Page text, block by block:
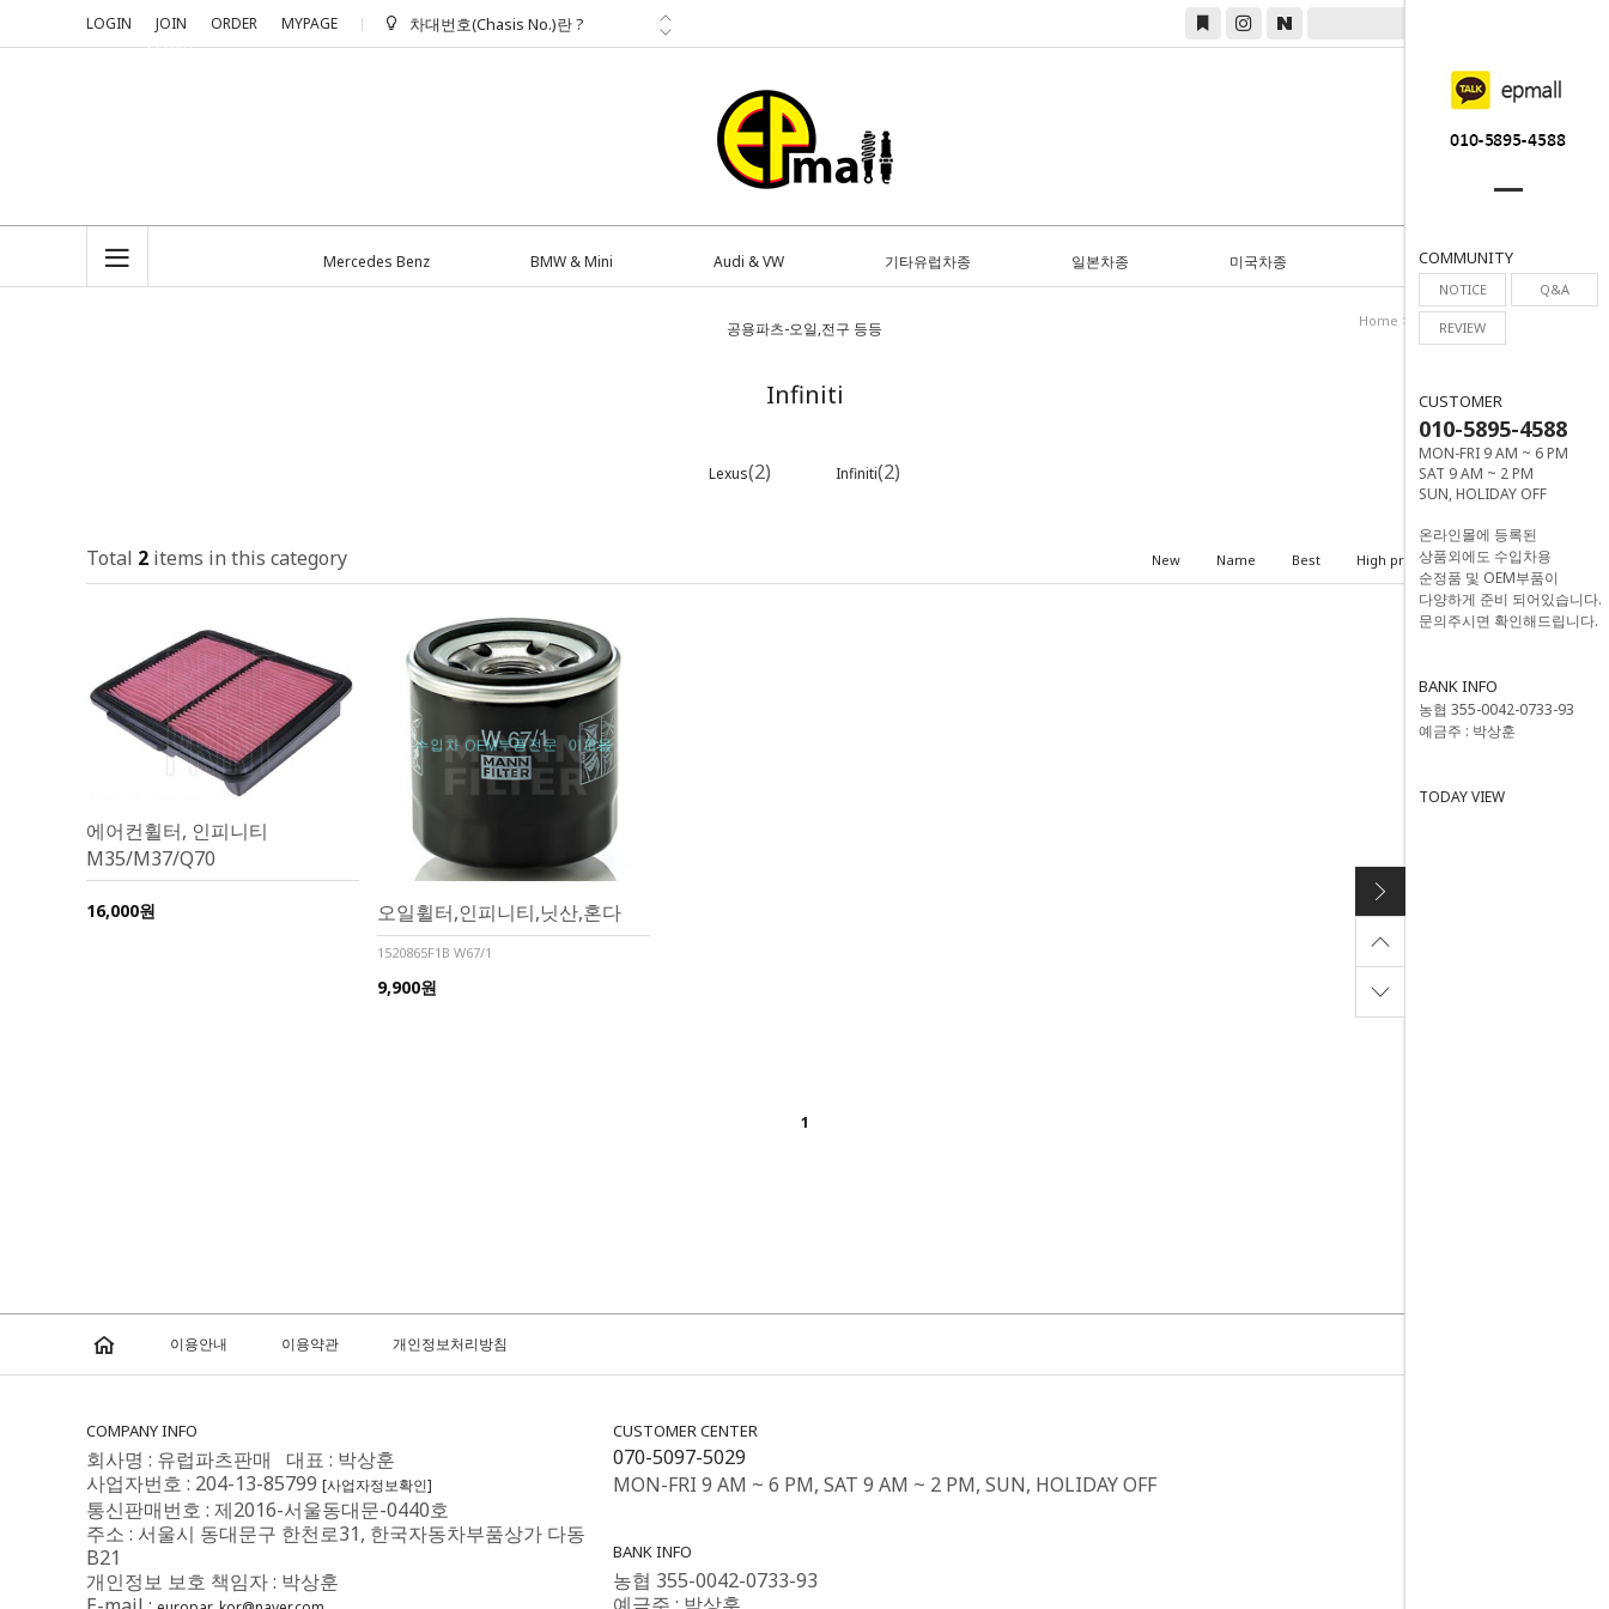
COMMUNITY
NOTICE Q&A
REVIEW
CUSTOMER
010-5895-4588
MON-FRI 9 AM ~ 6 PM
SAT 9 AM ~ 2 PM
SUN, HOLIDAY OFF
온라인몰에 등록된
상품외에도 수입차용
순정품 및 OEM부품이
다양하게 준비 되어있습니다.
문의주시면 확인해드립니다.
BANK INFO
농협 355-0042-0733-93
예금주 : 박상훈
TODAY VIEW
LOGIN JOIN
+2,000 P
ORDER MYPAGE 차대번호(Chasis No.)란 ?
수입차 OEM부품전문
Mercedes Benz BMW & Mini Audi & VW 기타유럽차종 일본차종 미국차종
공용파츠-오일,전구 등등
0
Home > 일본차종>Infiniti
Infiniti
Lexus(2) Infiniti(2)
Total 2 items in this category New Name Best High price Low price
에어컨휠터, 인피니티
M35/M37/Q70
16,000원 오일휠터,인피니티,닛산,혼다
1520865F1B W67/1
9,900원
1
이용안내 이용약관 개인정보처리방침
COMPANY INFO
회사명 : 유럽파츠판매 대표 : 박상훈
사업자번호 : 204-13-85799 [사업자정보확인]
통신판매번호 : 제2016-서울동대문-0440호
주소 : 서울시 동대문구 한천로31, 한국자동차부품상가 다동
B21
개인정보 보호 책임자 : 박상훈
CUSTOMER CENTER
070-5097-5029
MON-FRI 9 AM ~ 6 PM, SAT 9 AM ~ 2 PM, SUN, HOLIDAY OFF
BANK INFO
농협 355-0042-0733-93